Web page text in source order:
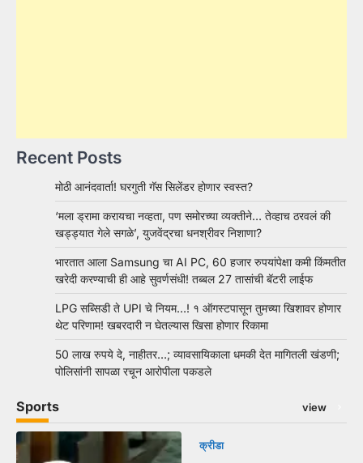
Recent Posts
मोठी आनंदवार्ता! घरगुती गॅस सिलेंडर होणार स्वस्त?
‘मला ड्रामा करायचा नव्हता, पण समोरच्या व्यक्तीने… तेव्हाच ठरवलं की
खड्ड्यात गेले सगळे’, युजवेंद्रचा धनश्रीवर निशाणा?
भारतात आला Samsung चा AI PC, 60 हजार रुपयांपेक्षा कमी किंमतीत
खरेदी करण्याची ही आहे सुवर्णसंधी! तब्बल 27 तासांची बॅटरी लाईफ
LPG सब्सिडी ते UPI चे नियम…! १ ऑगस्टपासून तुमच्या खिशावर होणार
थेट परिणाम! खबरदारी न घेतल्यास खिसा होणार रिकामा
50 लाख रुपये दे, नाहीतर…; व्यावसायिकाला धमकी देत मागितली खंडणी;
पोलिसांनी सापळा रचून आरोपीला पकडले
Sports view
क्रीडा